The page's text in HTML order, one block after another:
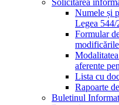
Solicitarea
Numele și
Legea 544/
Formular
aferente
Lista cu
Rapoarte
Buletinul